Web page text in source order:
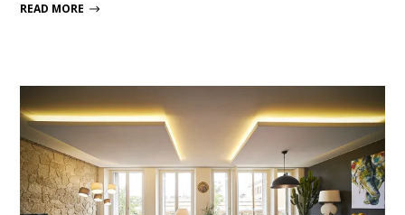
READ MORE